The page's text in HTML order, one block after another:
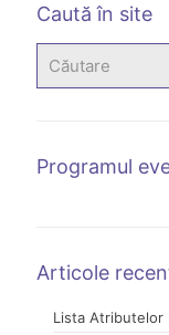
Caută în site
Programul
Articole
Lista Atributelor